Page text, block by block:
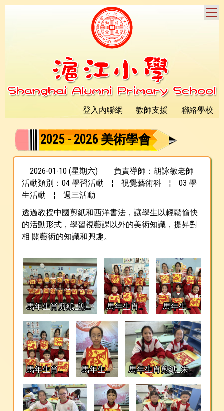
登入內聯網 教師支援 聯絡學校
2025 - 2026 美術學會
2026-01-10 (星期六)
負責導師：胡詠敏老師
活動類別：04 學習活動
¦ 視覺藝術科 ¦
03 學
生活動
¦
週三活動
透過教授中國剪紙和西洋書法，讓學生以輕鬆愉快
的活動形式，學習視藝課以外的美術知識，提昇對
相 關藝術的知識和興趣。
馬年生肖剪紙_謝釨
余穎翹_梁智如_尤
瑋維_朱藝杉_盧睿
心_梁逸曈_許熙曈_
吳駿鶱_趙芊慧_余
鎧澄_朱翠恩_施純
懿_施純心_吳曉嵐_
王彥柔
馬年生肖剪
盧睿心_梁
逸曈_施純
心_吳曉嵐_
王彥柔
馬年生肖
翹_梁智如
_尤瑋維_
余鎧澄_朱
翠恩_施純
懿
馬年生肖剪
葛師藍_劉
梓甄_許熙
馬年生肖
柔
馬年生肖剪紙_朱藝